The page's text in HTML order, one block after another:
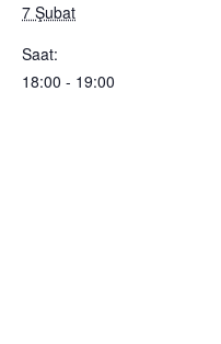
7 Şubat
Saat:
18:00 - 19:00